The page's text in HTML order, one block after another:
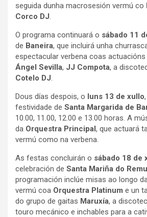
seguida dunha macrosesión vermú co
Corco DJ.
O programa continuará o sábado 11
de Baneira, que incluirá unha
espectacular verbena coas actuacións
Ángel Sevilla, JJ Compota, a
Cotelo DJ.
Dous días despois, o luns 13 de xullo
festividade de Santa Margarida de
10.00, 11.00, 12.00 e 13.00 horas. A
da Orquestra Principal, que actuará
vermú como na verbena.
As festas concluirán o sábado 18 de
celebración de Santa Mariña do
programación inclúe misas ao longo
vermú coa Orquestra Platinum e un
do grupo de gaitas Maruxía, a
touro mecánico e inchables para a